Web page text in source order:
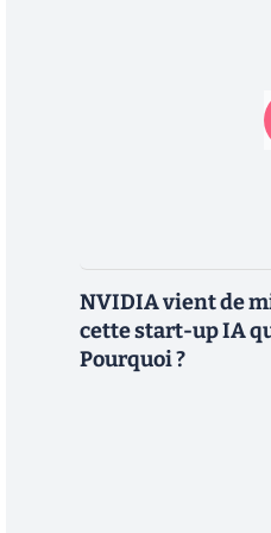
NVIDIA vient de
cette start-up IA
Pourquoi ?